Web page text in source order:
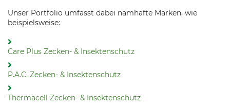
Unser Portfolio umfasst dabei namhafte Marken, wie
beispielsweise:
Care Plus Zecken- & Insektenschutz
P.A.C. Zecken- & Insektenschutz
Thermacell Zecken- & Insektenschutz